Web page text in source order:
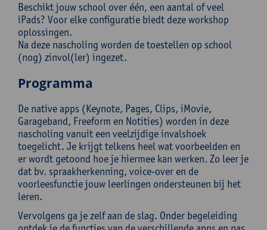
Beschikt jouw school over één, een aantal of veel
iPads? Voor elke configuratie biedt deze workshop
oplossingen.
Na deze nascholing worden de toestellen op school
(nog) zinvol(ler) ingezet.
Programma
De native apps (Keynote, Pages, Clips, iMovie,
Garageband, Freeform en Notities) worden in deze
nascholing vanuit een veelzijdige invalshoek
toegelicht. Je krijgt telkens heel wat voorbeelden en
er wordt getoond hoe je hiermee kan werken. Zo leer je
dat bv. spraakherkenning, voice-over en de
voorleesfunctie jouw leerlingen ondersteunen bij het
leren.
Vervolgens ga je zelf aan de slag. Onder begeleiding